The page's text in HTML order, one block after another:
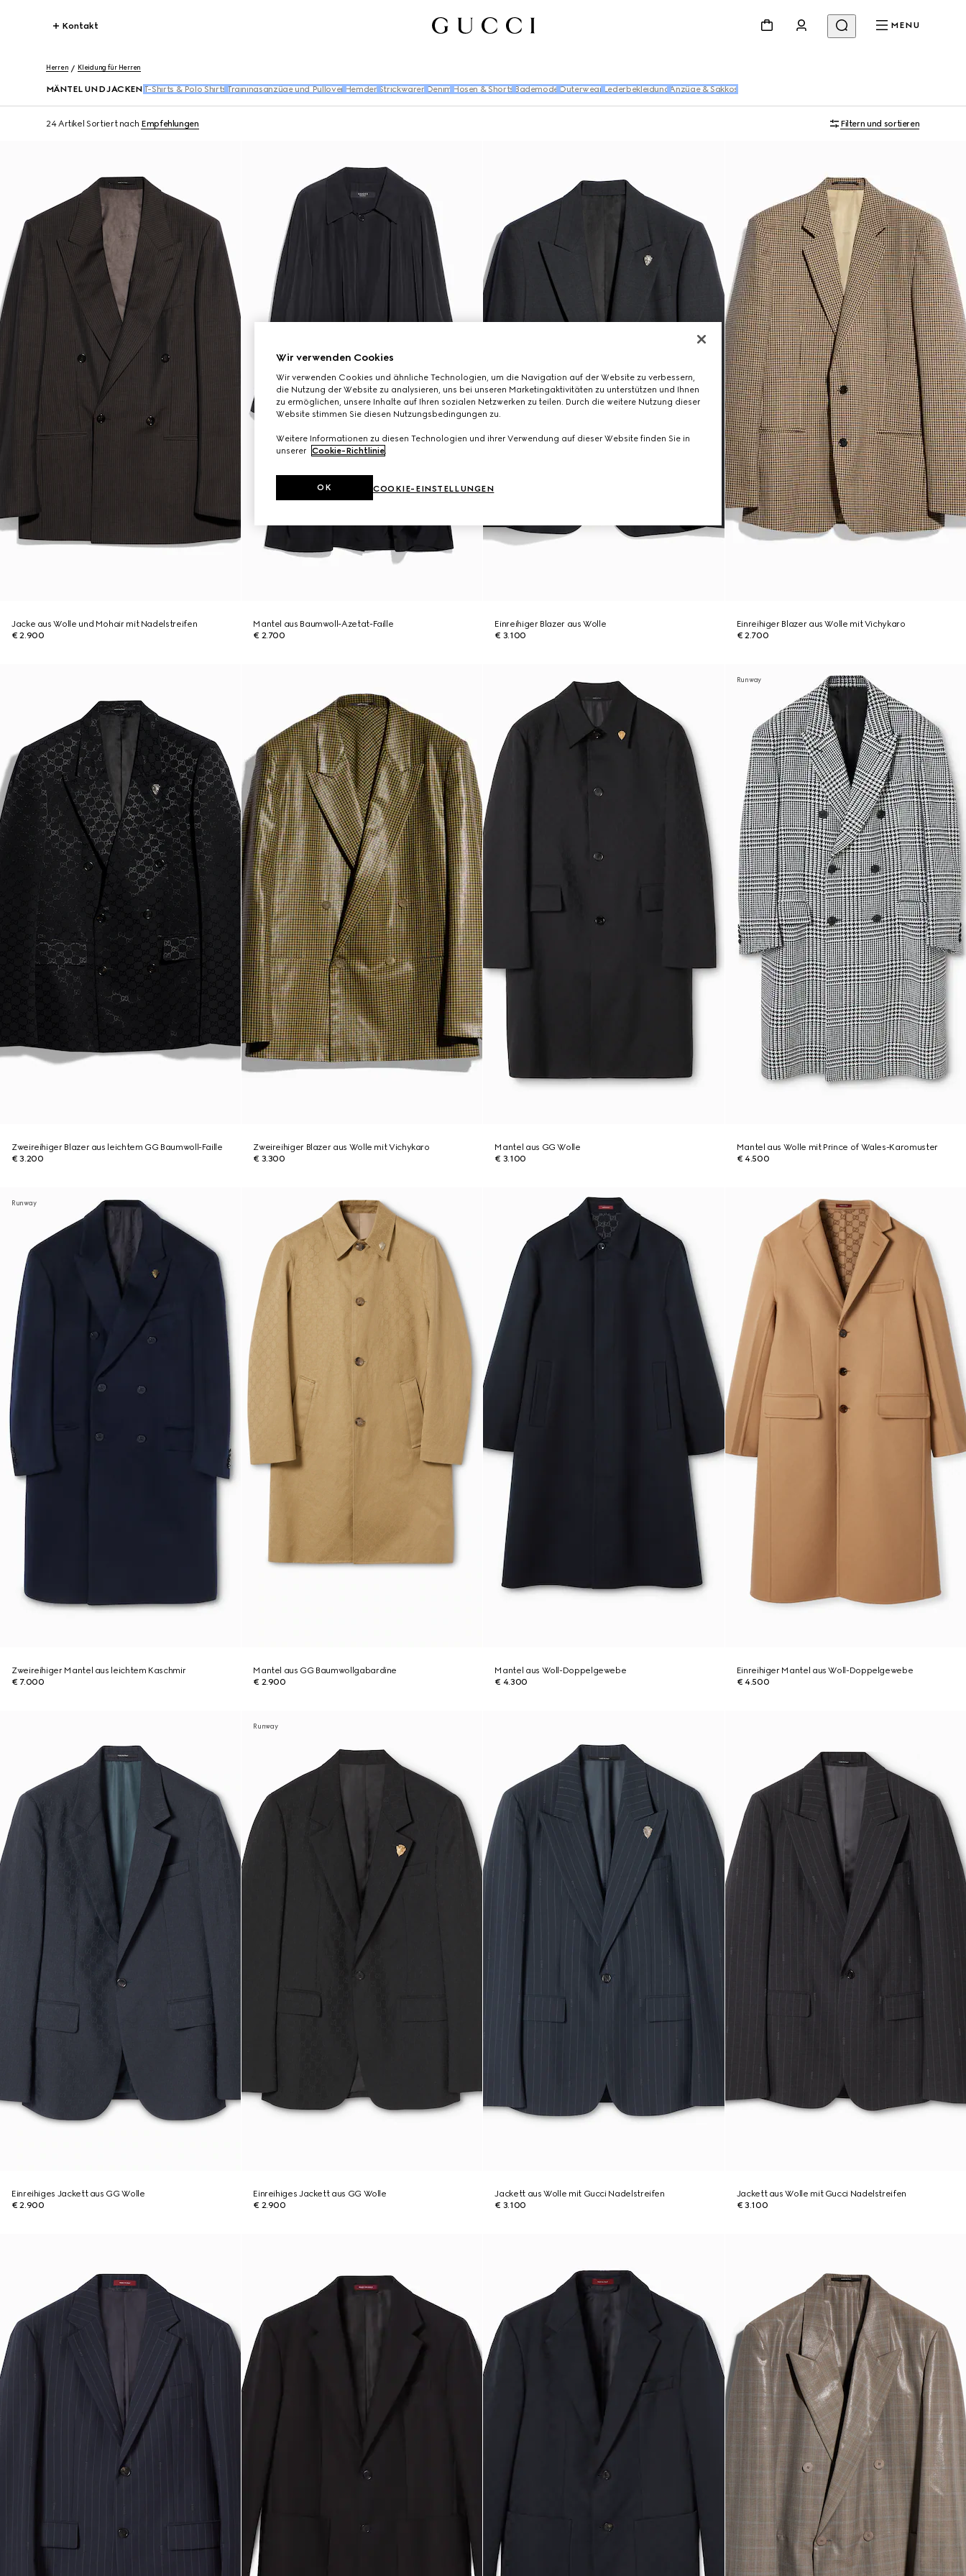
Kontakt MENU
Herren Kleidung für Herren
MÄNTEL UND JACKEN T-Shirts & Polo Shirts Trainingsanzüge und Pullover Hemden Strickwaren Denim Hosen & Shorts Bademode Outerwear Lederbekleidung Anzüge & Sakkos
24 Artikel Sortiert nach Empfehlungen Filtern und sortieren
Jacke aus Wolle und Mohair mit Nadelstreifen
€ 2.900
Mantel aus Baumwoll-Azetat-Faille
€ 2.700
Einreihiger Blazer aus Wolle
€ 3.100
Einreihiger Blazer aus Wolle mit Vichykaro
€ 2.700
Zweireihiger Blazer aus leichtem GG Baumwoll-Faille
€ 3.200
Zweireihiger Blazer aus Wolle mit Vichykaro
€ 3.300
Mantel aus GG Wolle
€ 3.100
Runway
Mantel aus Wolle mit Prince of Wales-Karomuster
€ 4.500
Runway
Zweireihiger Mantel aus leichtem Kaschmir
€ 7.000
Mantel aus GG Baumwollgabardine
€ 2.900
Mantel aus Woll-Doppelgewebe
€ 4.300
Einreihiger Mantel aus Woll-Doppelgewebe
€ 4.500
Einreihiges Jackett aus GG Wolle
€ 2.900
Runway
Einreihiges Jackett aus GG Wolle
€ 2.900
Jackett aus Wolle mit Gucci Nadelstreifen
€ 3.100
Jackett aus Wolle mit Gucci Nadelstreifen
€ 3.100
Wir verwenden Cookies
Wir verwenden Cookies und ähnliche Technologien, um die Navigation auf der Website zu verbessern,
die Nutzung der Website zu analysieren, uns bei unseren Marketingaktivitäten zu unterstützen und Ihnen
zu ermöglichen, unsere Inhalte auf Ihren sozialen Netzwerken zu teilen. Durch die weitere Nutzung dieser
Website stimmen Sie diesen Nutzungsbedingungen zu.
Weitere Informationen zu diesen Technologien und ihrer Verwendung auf dieser Website finden Sie in
unserer Cookie-Richtlinie.
COOKIE-EINSTELLUNGEN
OK